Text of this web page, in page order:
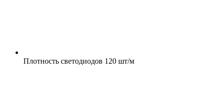
Плотность светодиодов 120 шт/м